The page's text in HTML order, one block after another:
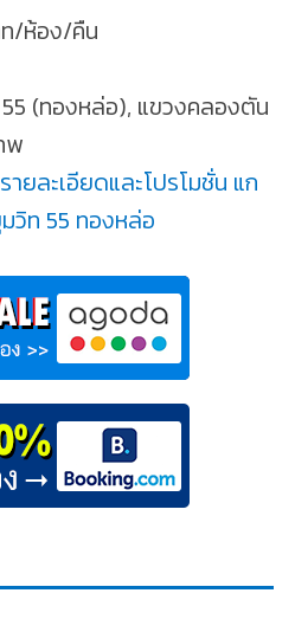
/ห้อง/คืน
(ทองหล่อ), แขวงคลองตัน
พ
ยละเอียดและโปรโมชั่น แก
วิท 55 ทองหล่อ